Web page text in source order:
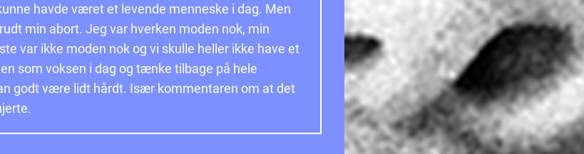
havde været et levende menneske i dag. Men
min abort. Jeg var hverken moden nok, min
var ikke moden nok og vi skulle heller ikke have et
som voksen i dag og tænke tilbage på hele
godt være lidt hårdt. Især kommentaren om at det